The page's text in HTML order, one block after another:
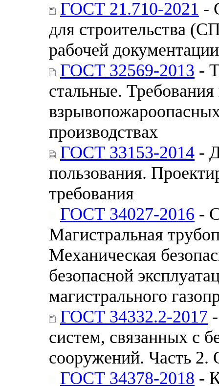
ГОСТ 21.710-2021 -
для строительства
рабочей
ГОСТ 32569-2013 -
стальные.
производствах
ГОСТ 33153-2014 -
пользования.
требования
ГОСТ 34027-2016 -
Магистральная
Механическая
безопасной
магистрального
ГОСТ 34332.2-2017
систем, связанных с
сооружений. Часть 2.
ГОСТ 34378-2018 -